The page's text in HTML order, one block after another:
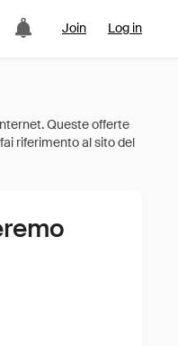
Join Log in